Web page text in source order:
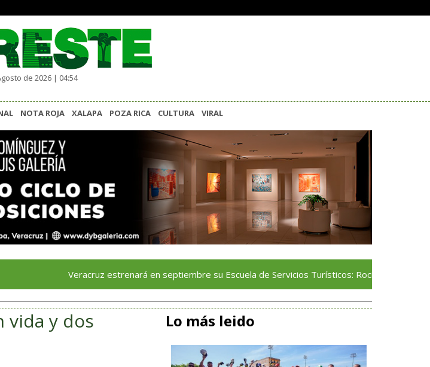
de 2026 | 04:54
NOTA ROJA XALAPA POZA RICA CULTURA VIRAL
Veracruz estrenará en septiembre su Escuela de Servicios Turísticos: Rocío Nahle
vida y dos
Lo más leido